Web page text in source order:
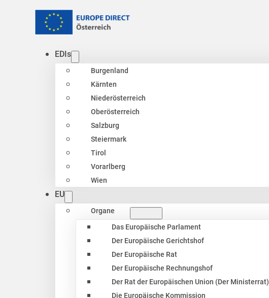
EDIs
Burgenland
Kärnten
Niederösterreich
Oberösterreich
Salzburg
Steiermark
Tirol
Vorarlberg
Wien
EU
Organe
Das Europäische Parlament
Der Europäische Gerichtshof
Der Europäische Rat
Der Europäische Rechnungshof
Der Rat der Europäischen Union (Der Ministerrat)
Die Europäische Kommission